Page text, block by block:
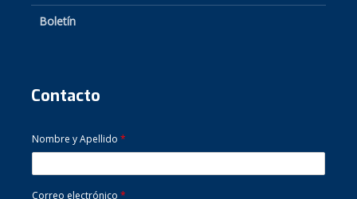
Boletín
Contacto
Nombre y Apellido *
Correo electrónico *